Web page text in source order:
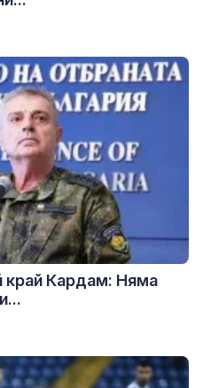
край Кардам: Няма